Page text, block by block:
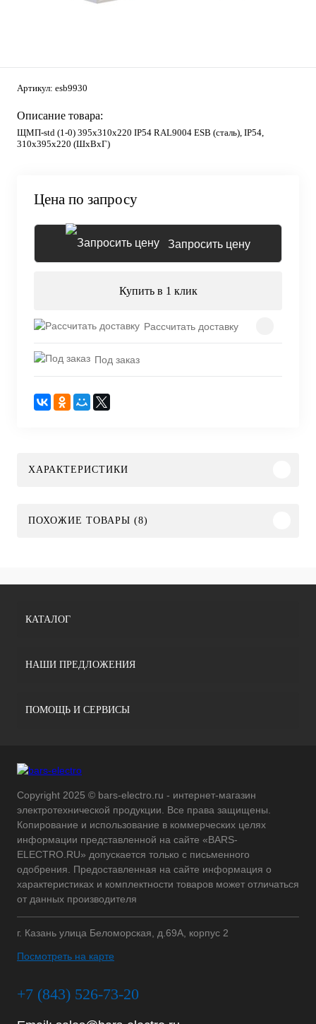
Артикул: esb9930
Описание товара:
ЩМП-std (1-0) 395х310х220 IP54 RAL9004 ESB (сталь), IP54,
310х395х220 (ШхВхГ)
Цена по запросу
Запросить цену
Купить в 1 клик
Рассчитать доставку
Под заказ
ХАРАКТЕРИСТИКИ
ПОХОЖИЕ ТОВАРЫ (8)
КАТАЛОГ
НАШИ ПРЕДЛОЖЕНИЯ
ПОМОЩЬ И СЕРВИСЫ
Copyright 2025 © bars-electro.ru - интернет-магазин
электротехнической продукции. Все права защищены.
Копирование и использование в коммерческих целях
информации представленной на сайте «BARS-
ELECTRO.RU» допускается только с письменного
одобрения. Предоставленная на сайте информация о
характеристиках и комплектности товаров может отличаться
от данных производителя
г. Казань улица Беломорская, д.69А, корпус 2
Посмотреть на карте
+7 (843) 526-73-20